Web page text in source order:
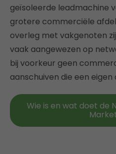
geïsoleerde leadmachine
grotere commerciële
overleg met vakgenoten
vaak aangewezen op
bij voorkeur geen
aanschuiven die een
Wie is en wat doet de